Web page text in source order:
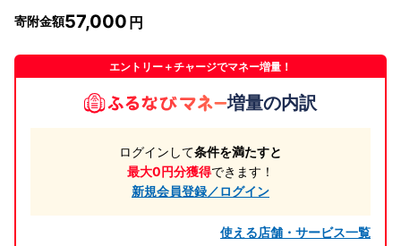
寄附金額57,000
エントリー＋チャージでマネー増量！
増量の内訳
ログインして条件を満たすと
最大0円分獲得できます！
新規会員登録／ログイン
使える店舗・サービス一覧